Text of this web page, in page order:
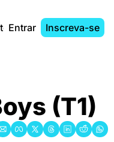
Entrar Inscreva-se
(T1)